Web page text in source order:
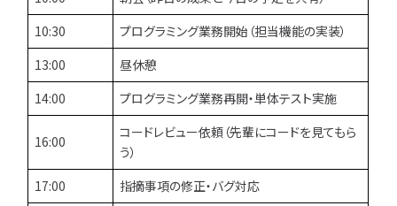
10:30
プログラミング業務開始（担当機能の実装）
13:00
昼休憩
14:00
プログラミング業務再開・単体テスト実施
16:00
コードレビュー依頼（先輩にコードを見てもら
う）
17:00
指摘事項の修正・バグ対応